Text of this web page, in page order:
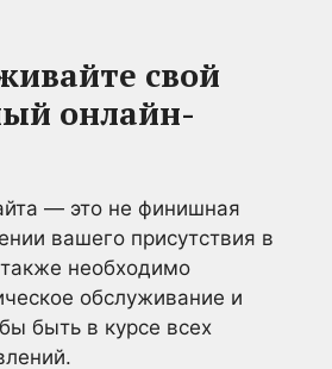
свой
онлайн-
— это не финишная
вашего присутствия в
необходимо
обслуживание и
быть в курсе всех